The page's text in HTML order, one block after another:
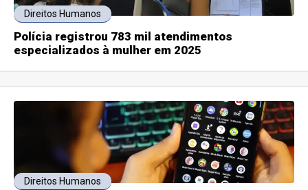
Direitos Humanos
Polícia registrou 783 mil atendimentos
especializados à mulher em 2025
Direitos Humanos